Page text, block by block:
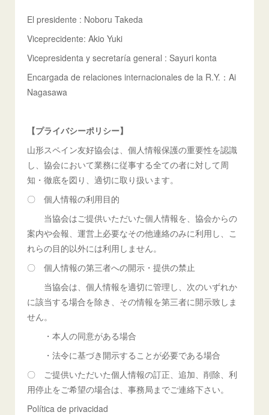
El presidente : Noboru Takeda
Viceprecidente: Akio Yuki
Vicepresidenta y secretaría general : Sayuri konta
Encargada de relaciones internacionales de la R.Y.：Ai
Nagasawa
【プライバシーポリシー】
山形スペイン友好協会は、個人情報保護の重要性を認識
し、協会において業務に従事する全ての者に対して周
知・徹底を図り、適切に取り扱います。
〇 個人情報の利用目的
当協会はご提供いただいた個人情報を、協会からの
案内や会報、運営上必要なその他連絡のみに利用し、こ
れらの目的以外には利用しません。
〇 個人情報の第三者への開示・提供の禁止
当協会は、個人情報を適切に管理し、次のいずれか
に該当する場合を除き、その情報を第三者に開示致しま
せん。
・本人の同意がある場合
・法令に基づき開示することが必要である場合
〇 ご提供いただいた個人情報の訂正、追加、削除、利
用停止をご希望の場合は、事務局までご連絡下さい。
Política de privacidad